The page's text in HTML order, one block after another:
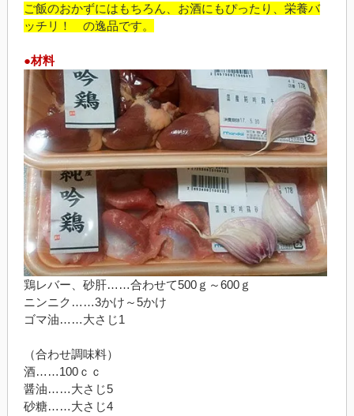
ご飯のおかずにはもちろん、お酒にもぴったり、栄養バ
ッチリ！ の逸品です。
●材料
鶏レバー、砂肝……合わせて500ｇ～600ｇ
ニンニク……3かけ～5かけ
ゴマ油……大さじ1
（合わせ調味料）
酒……100ｃｃ
醤油……大さじ5
砂糖……大さじ4